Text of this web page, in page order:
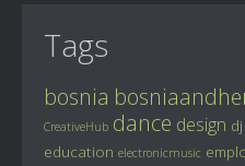
Tags
bosnia
CreativeHub dance design dj
education electronicmusic